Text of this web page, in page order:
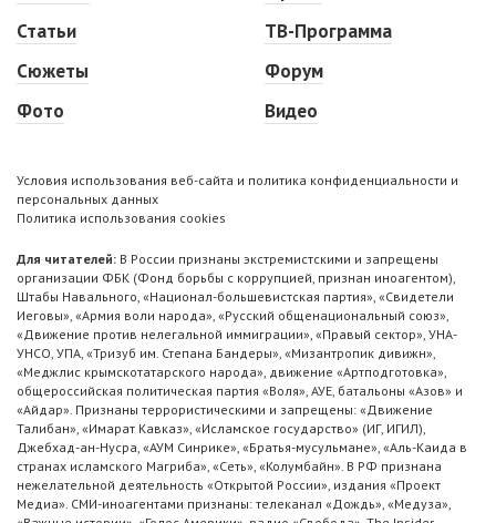
Статьи
Сюжеты
Фото
ТВ-Программа
Форум
Видео
Условия использования веб-сайта и политика конфиденциальности и
персональных данных
Политика использования cookies
Для читателей: В России признаны экстремистскими и запрещены
организации ФБК (Фонд борьбы с коррупцией, признан иноагентом),
Штабы Навального, «Национал-большевистская партия», «Свидетели
Иеговы», «Армия воли народа», «Русский общенациональный союз»,
«Движение против нелегальной иммиграции», «Правый сектор», УНА-
УНСО, УПА, «Тризуб им. Степана Бандеры», «Мизантропик дивижн»,
«Меджлис крымскотатарского народа», движение «Артподготовка»,
общероссийская политическая партия «Воля», АУЕ, батальоны «Азов» и
«Айдар». Признаны террористическими и запрещены: «Движение
Талибан», «Имарат Кавказ», «Исламское государство» (ИГ, ИГИЛ),
Джебхад-ан-Нусра, «АУМ Синрике», «Братья-мусульмане», «Аль-Каида в
странах исламского Магриба», «Сеть», «Колумбайн». В РФ признана
нежелательной деятельность «Открытой России», издания «Проект
Медиа». СМИ-иноагентами признаны: телеканал «Дождь», «Медуза»,